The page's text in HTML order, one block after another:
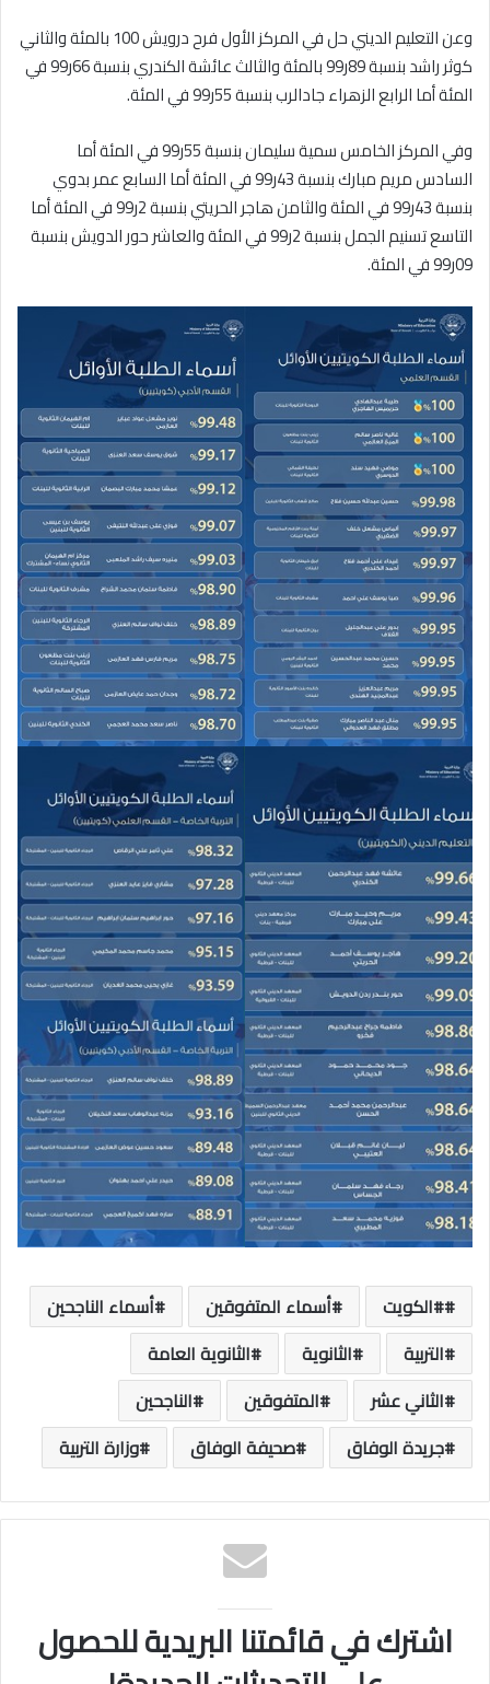
وعن التعليم الديني حل في المركز الأول فرح درويش 100 بالمئة والثاني
كوثر راشد بنسبة 89ر99 بالمئة والثالث عائشة الكندري بنسبة 66ر99 في
المئة أما الرابع الزهراء جادالرب بنسبة 55ر99 في المئة.
وفي المركز الخامس سمية سليمان بنسبة 55ر99 في المئة أما
السادس مريم مبارك بنسبة 43ر99 في المئة أما السابع عمر بدوي
بنسبة 43ر99 في المئة والثامن هاجر الحريتي بنسبة 2ر99 في المئة أما
التاسع تسنيم الجمل بنسبة 2ر99 في المئة والعاشر حور الدويش بنسبة
09ر99 في المئة.
#الكويت أسماء المتفوقين
أسماء الناجحين
التربية
الثانوية
الثانوية العامة
الثاني عشر
المتفوقين
الناجحين
جريدة الوفاق
صحيفة الوفاق وزارة التربية
اشترك في قائمتنا البريدية للحصول